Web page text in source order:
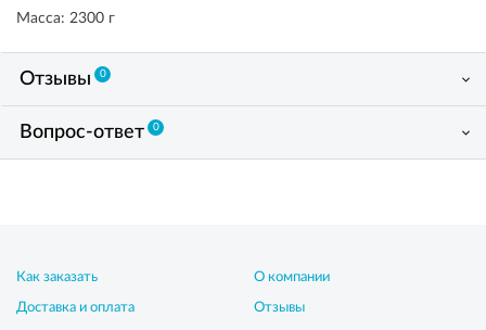
Масса: 2300 г
Отзывы 0
Вопрос-ответ 0
Как заказать
Доставка и оплата
О компании
Отзывы